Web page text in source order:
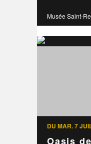
Musée Saint-
DU MAR. 7
Oasis